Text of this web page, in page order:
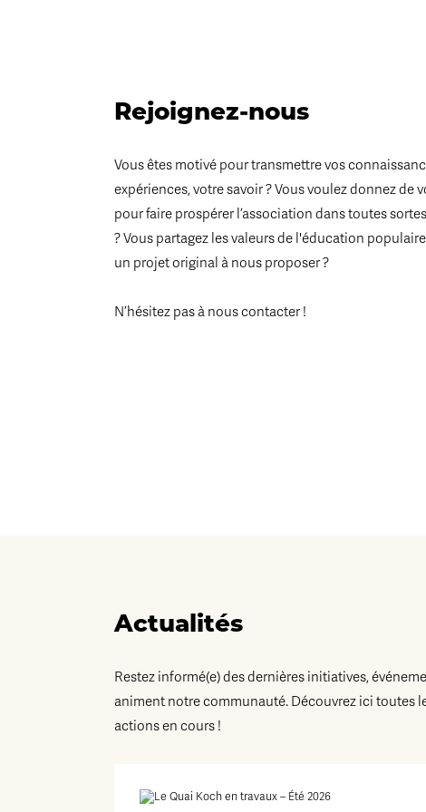
Rejoignez-nous
Vous êtes motivé pour transmettre vos
expériences, votre savoir ? Vous voulez donnez de
pour faire prospérer l’association dans toutes
? Vous partagez les valeurs de l'éducation
un projet original à nous proposer ?
N’hésitez pas à nous contacter !
Actualités
Restez informé(e) des dernières initiatives,
animent notre communauté. Découvrez ici toutes
actions en cours !